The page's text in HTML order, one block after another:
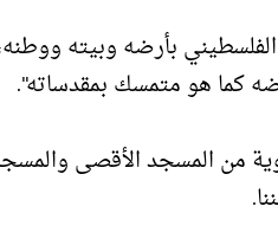
بأرضه وبيته
كما هو متمسك بمقدساته".
من المسجد الأقصى